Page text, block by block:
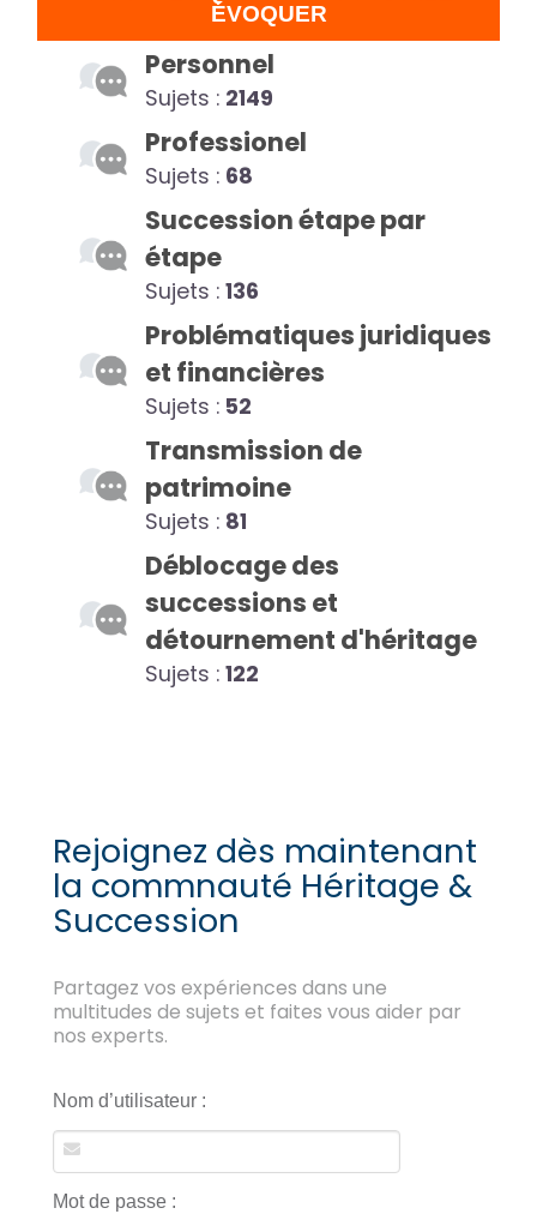
ÉVOQUER
Personnel
Sujets : 2149
Professionel
Sujets : 68
Succession étape par
étape
Sujets : 136
Problématiques juridiques
et financières
Sujets : 52
Transmission de
patrimoine
Sujets : 81
Déblocage des
successions et
détournement d'héritage
Sujets : 122
Rejoignez dès maintenant
la commnauté Héritage &
Succession
Partagez vos expériences dans une
multitudes de sujets et faites vous aider par
nos experts.
Nom d’utilisateur :
Mot de passe :